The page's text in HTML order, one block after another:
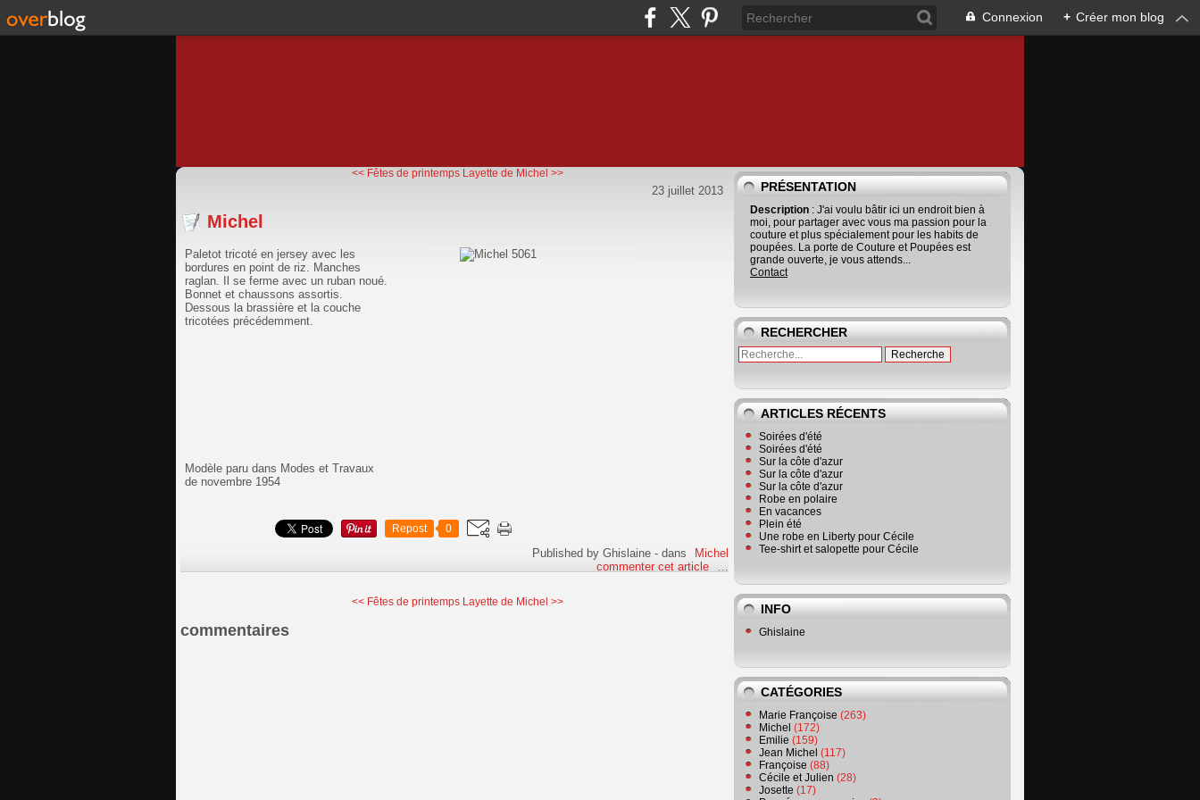
Connexion + Créer mon blog
<< Fêtes de printemps Layette de Michel >>
23 juillet 2013
Michel
Paletot tricoté en jersey avec les
bordures en point de riz. Manches
raglan. Il se ferme avec un ruban noué.
Bonnet et chaussons assortis.
Dessous la brassière et la couche
tricotées précédemment.
Modèle paru dans Modes et Travaux
de novembre 1954
Repost 0
Published by Ghislaine -dans
Michel
commenter cet article
<< Fêtes de printemps Layette de Michel >>
commentaires
PRÉSENTATION
Description : J'ai voulu bâtir ici un endroit bien à
moi, pour partager avec vous ma passion pour la
couture et plus spécialement pour les habits de
poupées. La porte de Couture et Poupées est
grande ouverte, je vous attends...
Contact
RECHERCHER
ARTICLES RÉCENTS
Soirées d'été
Soirées d'été
Sur la côte d'azur
Sur la côte d'azur
Sur la côte d'azur
Robe en polaire
En vacances
Plein été
Une robe en Liberty pour Cécile
Tee-shirt et salopette pour Cécile
INFO
Ghislaine
CATÉGORIES
Marie Françoise (263)
Michel (172)
Emilie (159)
Jean Michel (117)
Françoise (88)
Cécile et Julien (28)
Josette (17)